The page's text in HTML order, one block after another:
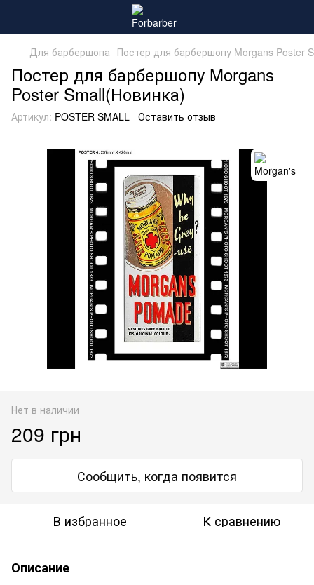
Для барбершопа Постер для барбершопу Morgans Poster
Постер для барбершопу Morgans
Poster Small(Новинка)
Артикул: POSTER SMALL Оставить отзыв
Нет в наличии
209 грн
Сообщить, когда появится
В избранное К сравнению
Описание